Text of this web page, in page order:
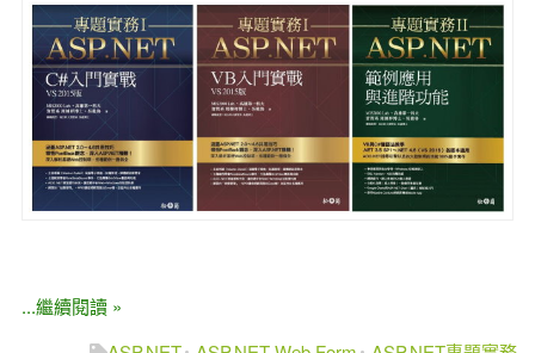
...繼續閱讀 »